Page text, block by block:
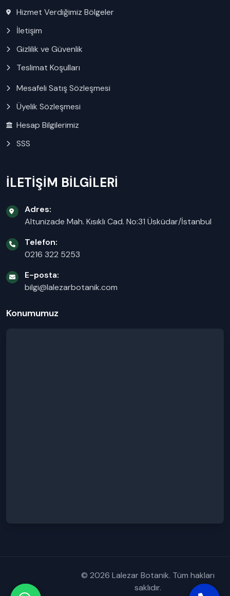
Hizmet Verdiğimiz Bölgeler
İletişim
Gizlilik ve Güvenlik
Teslimat Koşulları
Mesafeli Satış Sözleşmesi
Üyelik Sözleşmesi
Hesap Bilgilerimiz
SSS
İLETİŞİM BİLGİLERİ
Adres:
Altunizade Mah. Kısıklı Cad. No:31 Üsküdar/İstanbul
Telefon:
0216 322 5253
E-posta:
bilgi@lalezarbotanik.com
Konumumuz
© 2026 Lalezar Botanik. Tüm hakları
saklıdır.